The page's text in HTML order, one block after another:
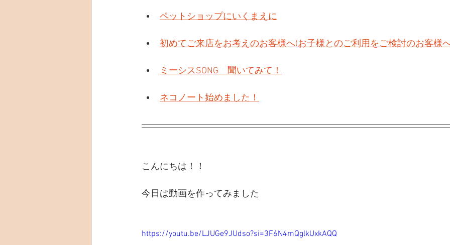
ペットショップにいくまえに
初めてご来店をお考えのお客様へ(お子様とのご利用をご検討のお客様
ミーシスSONG　聞いてみて！
ネコノート始めました！
こんにちは！！
今日は動画を作ってみました
https://youtu.be/LJUGe9JUdso?si=3F6N4mQglkUxkAQQ